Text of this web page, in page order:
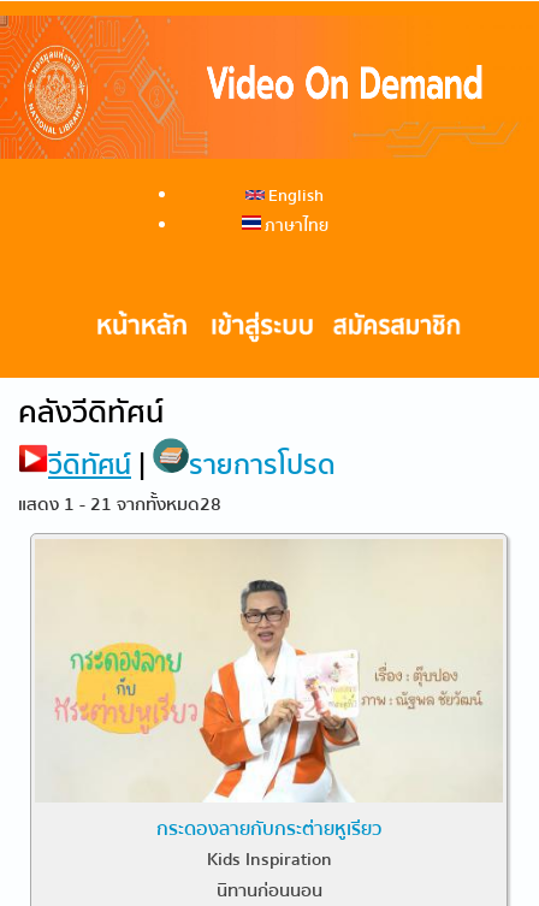
English
ภาษาไทย
คลังวีดิทัศน์
วีดิทัศน์ | รายการโปรด
แสดง 1 - 21 จากทั้งหมด28
กระดองลายกับกระต่ายหูเรียว
Kids Inspiration
นิทานก่อนนอน